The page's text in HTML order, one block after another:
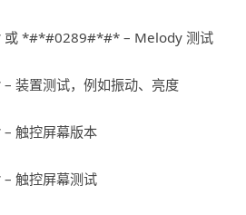
*#*#0289#*#* – Melody 测试
装置测试，例如振动、亮度
触控屏幕版本
触控屏幕测试